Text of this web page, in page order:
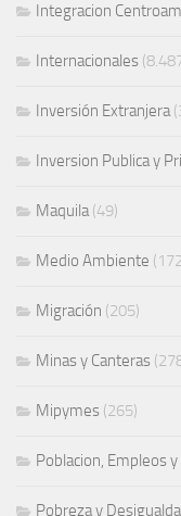
Integracion
Internacionales
Inversión Extranjera
Inversion Publica y
Maquila(49)
Medio Ambiente
Migración (205)
Minas y Canteras
Mipymes (265)
Poblacion, Empleos y
Pobreza y